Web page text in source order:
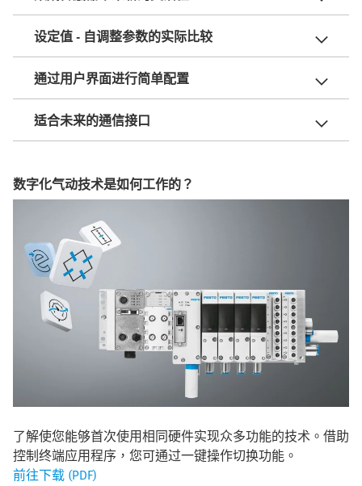
设定值 - 自调整参数的实际比较
通过用户界面进行简单配置
适合未来的通信接口
数字化气动技术是如何工作的？
了解使您能够首次使用相同硬件实现众多功能的技术。借助
控制终端应用程序，您可通过一键操作切换功能。
前往下载 (PDF)